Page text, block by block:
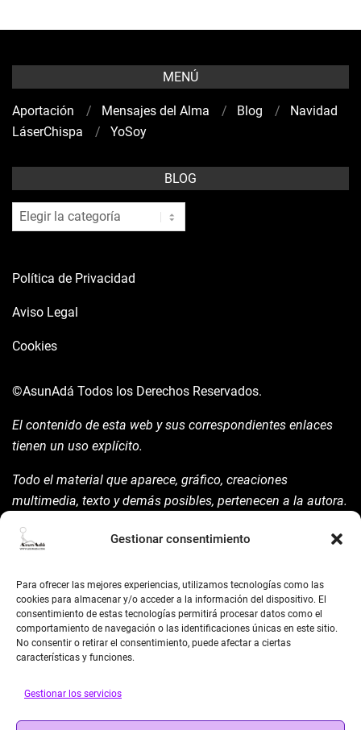
Gestionar consentimiento
Para ofrecer las mejores experiencias, utilizamos tecnologías como las
cookies para almacenar y/o acceder a la información del dispositivo. El
consentimiento de estas tecnologías permitirá procesar datos como el
comportamiento de navegación o las identificaciones únicas en este sitio.
No consentir o retirar el consentimiento, puede afectar a ciertas
características y funciones.
Gestionar los servicios
MENÚ
Aportación Mensajes del Alma Blog
Navidad
LáserChispa
YoSoy
BLOG
blog
Política de Privacidad
Aviso Legal
Cookies
©AsunAdá Todos los Derechos Reservados.
El contenido de esta web y sus correspondientes enlaces
tienen un uso explícito.
Todo el material que aparece, gráfico, creaciones
multimedia, texto y demás posibles, pertenecen a la autora.
la mism para ello.
Siempre habrá de nombrarla y reconocer pues su autoría
©AsunAdá ​Gracias.